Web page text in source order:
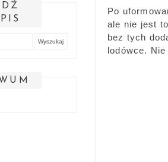
Po
ale nie jest
bez tych
lodówce.